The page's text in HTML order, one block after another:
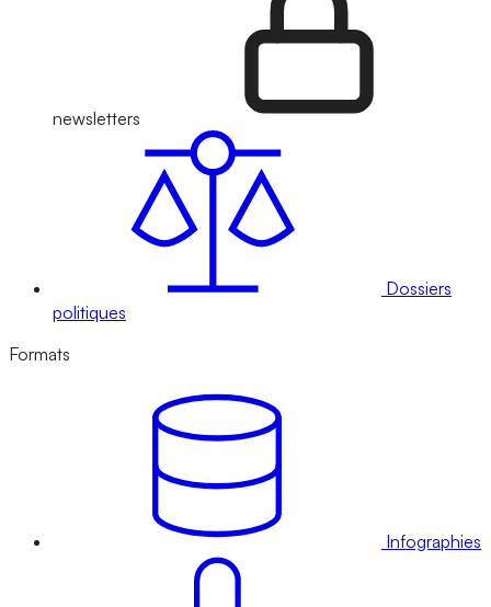
newsletters
Dossiers
politiques
Formats
Infographies